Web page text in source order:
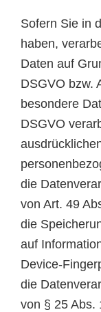
Sofern Sie in
haben,
Daten auf
DSGVO bzw.
besondere
DSGVO
die
von Art. 49
die
auf
Device-
die
von § 25 Abs.